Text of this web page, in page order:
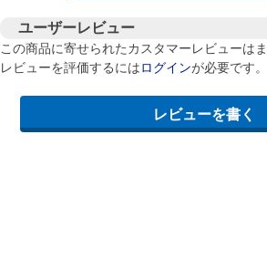
ユーザーレビュー
この商品に寄せられたカスタマーレビューは
レビューを評価するにはログインが必要です。